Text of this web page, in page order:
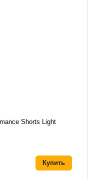
Shorts Light
Купить